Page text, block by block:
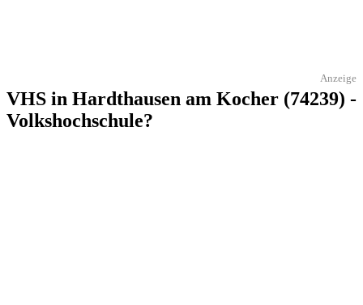
Anzeige
VHS in Hardthausen am Kocher (74239) -
Volkshochschule?